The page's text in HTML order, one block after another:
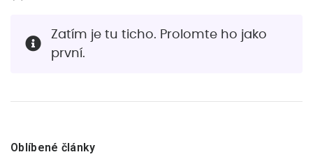
Zatím je tu ticho. Prolomte ho jako
první.
Oblíbené články